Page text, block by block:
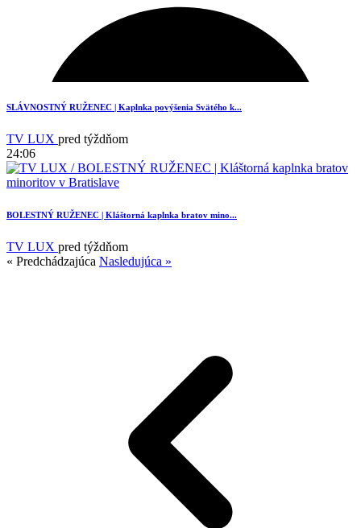
SLÁVNOSTNÝ RUŽENEC | Kaplnka povýšenia Svätého k...
TV LUX pred týždňom
24:06
BOLESTNÝ RUŽENEC | Kláštorná kaplnka bratov mino...
TV LUX pred týždňom
« Predchádzajúca Nasledujúca »